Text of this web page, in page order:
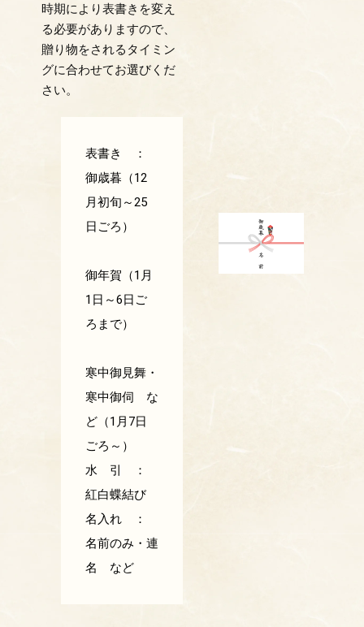
時期により表書きを変え
る必要がありますので、
贈り物をされるタイミン
グに合わせてお選びくだ
さい。
表書き ：
御歳暮（12
月初旬～25
日ごろ）
御年賀（1月
1日～6日ご
ろまで）
寒中御見舞・
寒中御伺 な
ど（1月7日
ごろ～）
水 引 ：
紅白蝶結び
名入れ ：
名前のみ・連
名 など